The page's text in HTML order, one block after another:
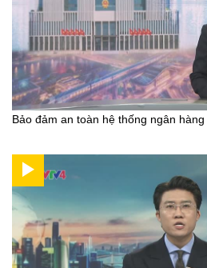
Bảo đảm an toàn hệ thống ngân hàng